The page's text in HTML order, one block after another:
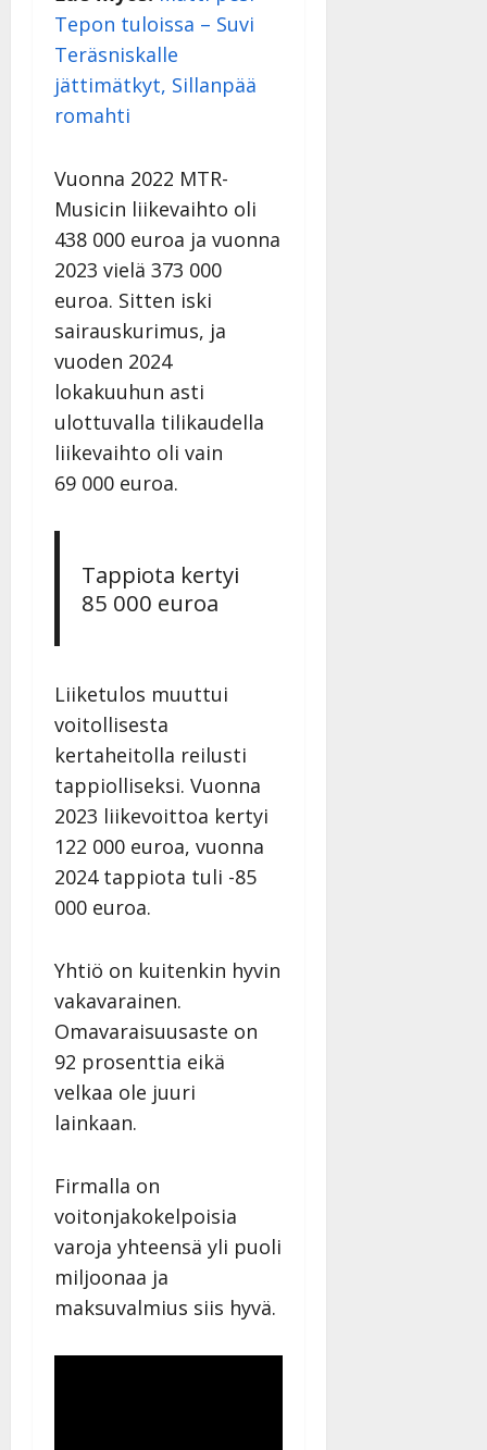
Tepon tuloissa – Suvi
Teräsniskalle
jättimätkyt, Sillanpää
romahti
Vuonna 2022 MTR-
Musicin liikevaihto oli
438 000 euroa ja vuonna
2023 vielä 373 000
euroa. Sitten iski
sairauskurimus, ja
vuoden 2024
lokakuuhun asti
ulottuvalla tilikaudella
liikevaihto oli vain
69 000 euroa.
Tappiota kertyi
85 000 euroa
Liiketulos muuttui
voitollisesta
kertaheitolla reilusti
tappiolliseksi. Vuonna
2023 liikevoittoa kertyi
122 000 euroa, vuonna
2024 tappiota tuli -85
000 euroa.
Yhtiö on kuitenkin hyvin
vakavarainen.
Omavaraisuusaste on
92 prosenttia eikä
velkaa ole juuri
lainkaan.
Firmalla on
voitonjakokelpoisia
varoja yhteensä yli puoli
miljoonaa ja
maksuvalmius siis hyvä.